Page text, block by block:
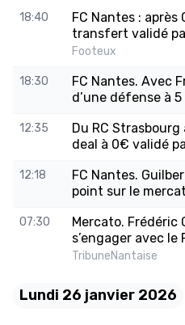
18:40
FC Nantes :
transfert validé
Footeux
18:30
FC Nantes. Avec
d’une défense à 5
12:35
Du RC
deal à 0€ validé
12:18
FC Nantes.
point sur le
07:30
Mercato. Frédéric
s’engager avec le
TribuneNantaise
Lundi 26 janvier 2026